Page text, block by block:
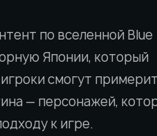
по вселенной Blue
Японии, который
смогут
— персонажей,
к игре.